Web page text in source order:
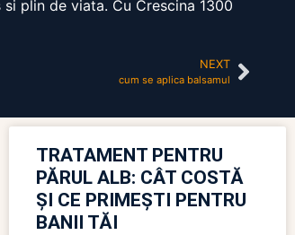
plin de viata. Cu Crescina 1300
NEXT
cum se aplica balsamul
TRATAMENT PENTRU
PĂRUL ALB: CÂT COSTĂ
ȘI CE PRIMEȘTI PENTRU
BANII TĂI